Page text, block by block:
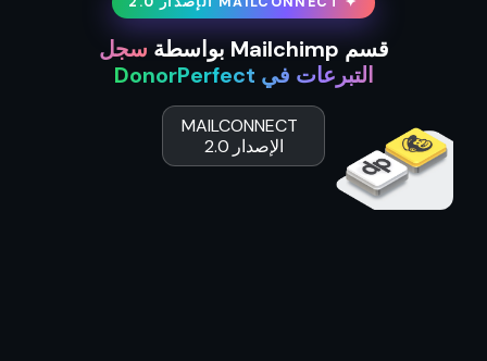
قسم Mailchimp بواسطة
سجل
التبرعات في DonorPerfect
MAILCONNECT
الإصدار 2.0